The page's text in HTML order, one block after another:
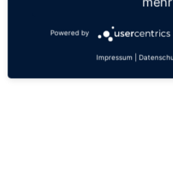
UNSERE
Powered by
Impressum |